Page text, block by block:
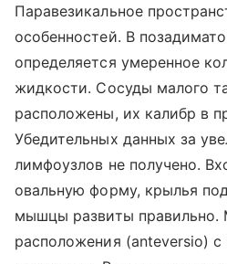
Паравезикальное
особенностей. В
определяется умеренное
жидкости. Сосуды малого
расположены, их калибр в
Убедительных данных за
лимфоузлов не получено.
овальную форму, крылья
мышцы развиты правильно.
расположения (anteversio)